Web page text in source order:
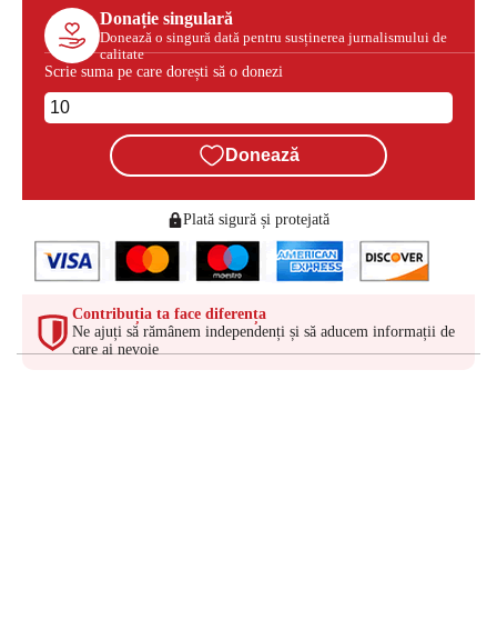
Donație singulară
Donează o singură dată pentru susținerea jurnalismului de
calitate
Scrie suma pe care dorești să o donezi
Donează
Plată sigură și protejată
Contribuția ta face diferența
Ne ajuți să rămânem independenți și să aducem informații de
care ai nevoie